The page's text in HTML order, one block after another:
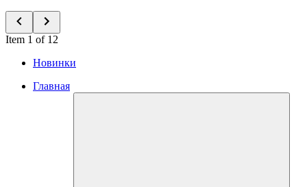
Item 1 of 12
Новинки
Главная